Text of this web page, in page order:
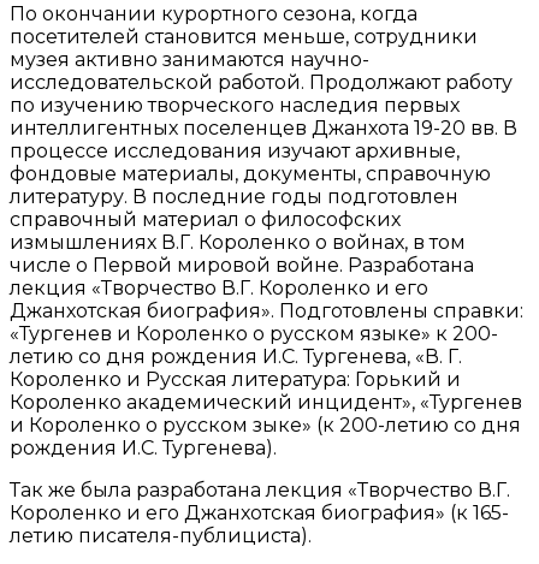
По окончании курортного сезона, когда
посетителей становится меньше, сотрудники
музея активно занимаются научно-
исследовательской работой. Продолжают работу
по изучению творческого наследия первых
интеллигентных поселенцев Джанхота 19-20 вв. В
процессе исследования изучают архивные,
фондовые материалы, документы, справочную
литературу. В последние годы подготовлен
справочный материал о философских
измышлениях В.Г. Короленко о войнах, в том
числе о Первой мировой войне. Разработана
лекция «Творчество В.Г. Короленко и его
Джанхотская биография». Подготовлены справки:
«Тургенев и Короленко о русском языке» к 200-
летию со дня рождения И.С. Тургенева, «В. Г.
Короленко и Русская литература: Горький и
Короленко академический инцидент», «Тургенев
и Короленко о русском зыке» (к 200-летию со дня
рождения И.С. Тургенева).
Так же была разработана лекция «Творчество В.Г.
Короленко и его Джанхотская биография» (к 165-
летию писателя-публициста).